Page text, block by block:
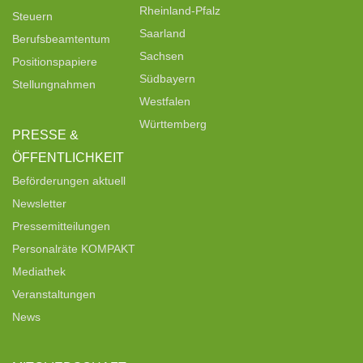
Steuern
Berufsbeamtentum
Positionspapiere
Stellungnahmen
PRESSE &
ÖFFENTLICHKEIT
Beförderungen aktuell
Newsletter
Pressemitteilungen
Personalräte KOMPAKT
Mediathek
Veranstaltungen
News
Rheinland-Pfalz
Saarland
Sachsen
Südbayern
Westfalen
Württemberg